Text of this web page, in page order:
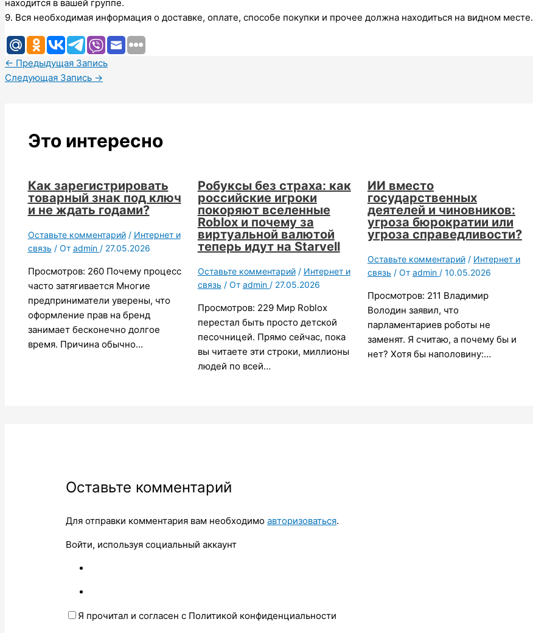
находится в вашей группе.
9. Вся необходимая информация о доставке, оплате, способе покупки и прочее должна находиться на видном месте.
← Предыдущая Запись
Следующая Запись →
Это интересно
Как зарегистрировать
товарный знак под ключ
и не ждать годами?
Оставьте комментарий / Интернет и
связь / От admin / 27.05.2026
Просмотров: 260 Почему процесс
часто затягивается Многие
предприниматели уверены, что
оформление прав на бренд
занимает бесконечно долгое
время. Причина обычно…
Робуксы без страха: как
российские игроки
покоряют вселенные
Roblox и почему за
виртуальной валютой
теперь идут на Starvell
Оставьте комментарий / Интернет и
связь / От admin / 27.05.2026
Просмотров: 229 Мир Roblox
перестал быть просто детской
песочницей. Прямо сейчас, пока
вы читаете эти строки, миллионы
людей по всей…
ИИ вместо
государственных
деятелей и чиновников:
угроза бюрократии или
угроза справедливости?
Оставьте комментарий / Интернет и
связь / От admin / 10.05.2026
Просмотров: 211 Владимир
Володин заявил, что
парламентариев роботы не
заменят. Я считаю, а почему бы и
нет? Хотя бы наполовину:…
Оставьте комментарий
Для отправки комментария вам необходимоавторизоваться.
Войти, используя социальный аккаунт
Я прочитал и согласен с Политикой конфиденциальности